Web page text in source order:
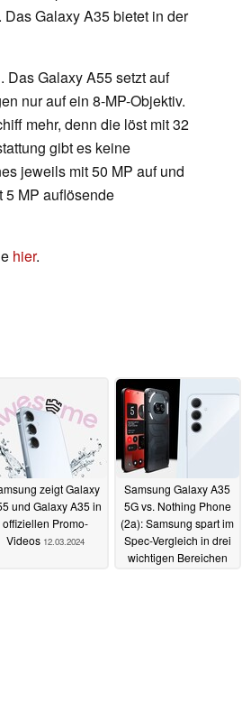
Galaxy A35 bietet in der
Das Galaxy A55 setzt auf
nur auf ein 8-MP-Objektiv.
mehr, denn die löst mit 32
gibt es keine
jeweils mit 50 MP auf und
5 MP auflösende
hier.
zeigt Galaxy
und Galaxy A35 in
offiziellen Promo-
Videos 12.03.2024
Samsung Galaxy A35
5G vs. Nothing Phone
(2a): Samsung spart im
Spec-Vergleich in drei
wichtigen Bereichen